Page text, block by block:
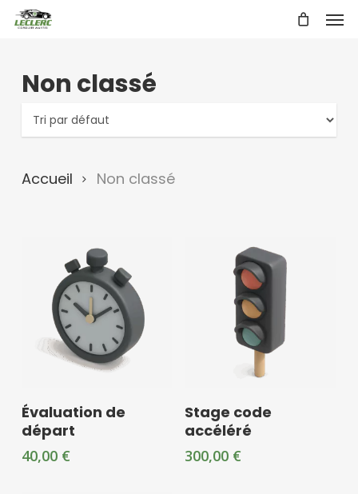
Skip
Non classé
Accueil Non classé
Ajouter Au Panier
Évaluation de
départ
40,00 €
Ajouter Au Panier
Stage code
accéléré
300,00 €